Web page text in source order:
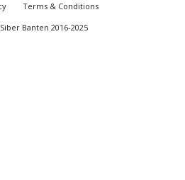
Terms & Conditions
Banten 2016-2025